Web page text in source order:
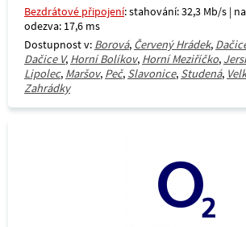
Bezdrátové připojení: stahování: 32,3 Mb/s |
odezva: 17,6 ms
Dostupnost v: Borová, Červený Hrádek,
Dačice V, Horní Bolíkov, Horní Meziříčko,
Lipolec, Maršov, Peč, Slavonice, Studená,
Zahrádky